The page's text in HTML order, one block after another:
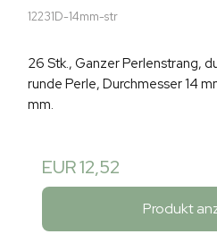
12231D-14mm-str
26 Stk., Ganzer Perlenstrang,
runde Perle, Durchmesser 14
mm.
EUR 12,52
Produkt